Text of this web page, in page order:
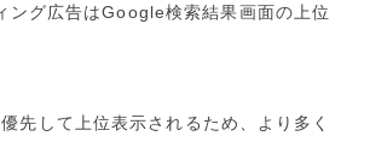
ング広告はGoogle検索結果画面の上位
先して上位表示されるため、より多く